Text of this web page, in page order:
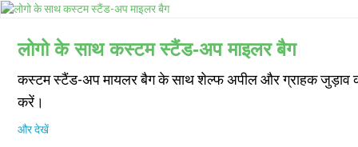
लोगो के साथ कस्टम स्टैंड-अप माइलर बैग
कस्टम स्टैंड-अप मायलर बैग के साथ शेल्फ अपील और ग्राहक जुड़ाव
करें।
और देखें